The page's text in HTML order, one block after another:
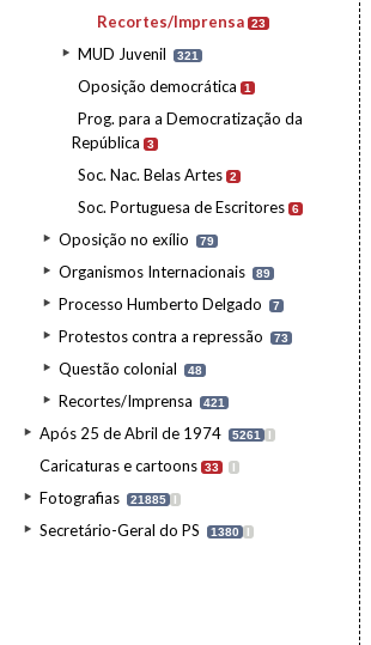
Recortes/Imprensa 23
MUD Juvenil 321
Oposição democrática 1
Prog. para a Democratização da
República
3
Soc. Nac. Belas Artes 2
Soc. Portuguesa de Escritores 6
Oposição no exílio 79
Organismos Internacionais 89
Processo Humberto Delgado 7
Protestos contra a repressão 73
Questão colonial 48
Recortes/Imprensa 421
Após 25 de Abril de 1974 5261 I
Caricaturas e cartoons 33 I
Fotografias 21885 I
Secretário-Geral do PS 1380 I